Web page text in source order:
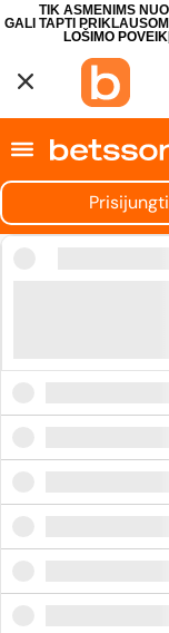
TIK ASMENIMS
GALI TAPTI
LOŠIMO
Prisijungti